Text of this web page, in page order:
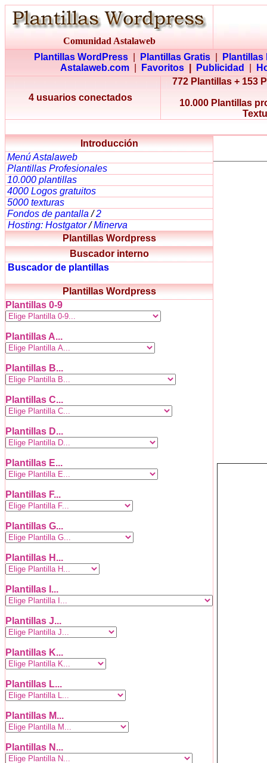
Comunidad Astalaweb
Plantillas WordPress
Plantillas Gratis
Plantillas
Astalaweb.com
Favoritos Publicidad
4 usuarios conectados
772 Plantillas + 153
10.000 Plantillas
Introducción
Menú Astalaweb
Plantillas Profesionales
10.000 plantillas
4000 Logos gratuitos
5000 texturas
Fondos de pantalla/2
Hosting: Hostgator/Minerva
Plantillas Wordpress
Buscador interno
Buscador de plantillas
Plantillas Wordpress
Plantillas 0-9
Plantillas A...
Plantillas B...
Plantillas C...
Plantillas D...
Plantillas E...
Plantillas F...
Plantillas G...
Plantillas H...
Plantillas I...
Plantillas J...
Plantillas K...
Plantillas L...
Plantillas M...
Plantillas N...